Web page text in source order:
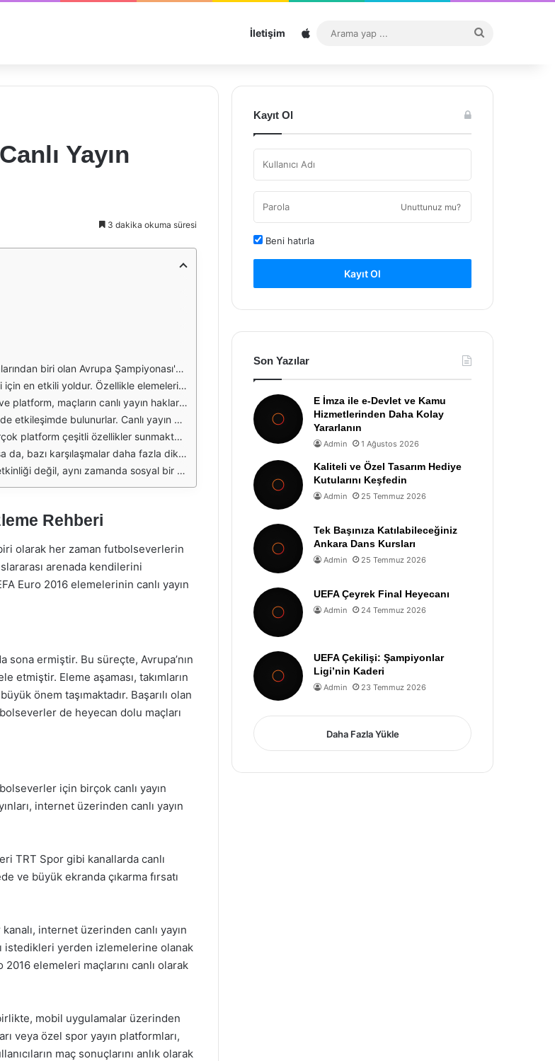
İletişim Sitemap
...
Yayın
3 dakika okuma süresi
sıralandığı ve en iyi ekiplerin turnuvaya gitme hakkı kazandığı bir yapıya sahiptir. Bu süreçte, futbolseverler için en heyecan verici anlar, canlı yayınlarla birlikte yaşanmaktadır.
çıkarır. Yayın platformları, genellikle internet üzerinden erişim imkânı sağlamakta, bu da izleyicilerin maçları her yerden takip etmelerine olanak tanımaktadır.
Her kanalın kendine özgü bir yayın kalitesi ve yorumcu kadrosu bulunmakta, bu da izleyicilere farklı deneyimler sunmaktadır.
etkileşim, takımların ve oyuncuların motivasyonunu artırırken, futbolun sosyal bir etkinlik olarak algılanmasına da katkı sağlar.
yardımcı olmaktadır. Bu tür özellikler, izleyicilere daha kapsamlı bir deneyim sunarak, futbolseverlerin takımlarına olan bağlılıklarını artırmaktadır.
çekmektedir. Bu tür karşılaşmalar, taraftarlar tarafından heyecanla beklenmekte ve canlı yayınlarda büyük bir izleyici kitlesine ulaşmaktadır.
yaşamaktadır. Bu süreçte yaşanan anlar, sadece bir maç olmaktan öte, futbolseverler için unutulmaz anılar haline gelmektedir.
Rehberi
olarak her zaman futbolseverlerin
arenada kendilerini
Euro 2016 elemelerinin canlı yayın
sona ermiştir. Bu süreçte, Avrupa’nın
etmiştir. Eleme aşaması, takımların
önem taşımaktadır. Başarılı olan
de heyecan dolu maçları
için birçok canlı yayın
internet üzerinden canlı yayın
TRT Spor gibi kanallarda canlı
ve büyük ekranda çıkarma fırsatı
internet üzerinden canlı yayın
istedikleri yerden izlemelerine olanak
elemeleri maçlarını canlı olarak
mobil uygulamalar üzerinden
veya özel spor yayın platformları,
maç sonuçlarını anlık olarak
Kayıt Ol
Unuttunuz mu?
Beni hatırla
Kayıt Ol
Son Yazılar
E İmza ile e-Devlet ve Kamu
Hizmetlerinden Daha Kolay
Yararlanın
Admin 1 Ağustos 2026
Kaliteli ve Özel Tasarım Hediye
Kutularını Keşfedin
Admin 25 Temmuz 2026
Tek Başınıza Katılabileceğiniz
Ankara Dans Kursları
Admin 25 Temmuz 2026
UEFA Çeyrek Final Heyecanı
Admin 24 Temmuz 2026
UEFA Çekilişi: Şampiyonlar
Ligi’nin Kaderi
Admin 23 Temmuz 2026
Daha Fazla Yükle